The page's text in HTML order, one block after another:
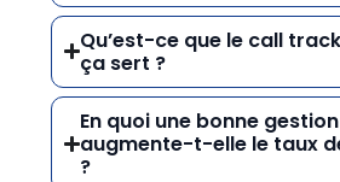
Qu’est-ce que le call
ça sert ?
En quoi une bonne
augmente-t-elle le taux
?